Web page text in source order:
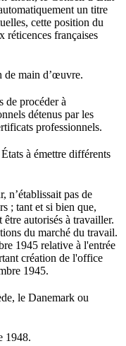
un titre
cette position du
réticences françaises
de main d’œuvre.
de procéder à
détenus par les
professionnels.
à émettre différents
n’établissait pas de
; tant et si bien que,
autorisés à travailler.
du marché du travail.
1945 relative à l'entrée
création de l'office
1945.
le Danemark ou
1948.